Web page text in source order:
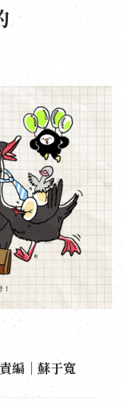
編｜蘇于寬